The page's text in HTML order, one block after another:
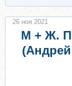
М + Ж.
26 ноя 2021